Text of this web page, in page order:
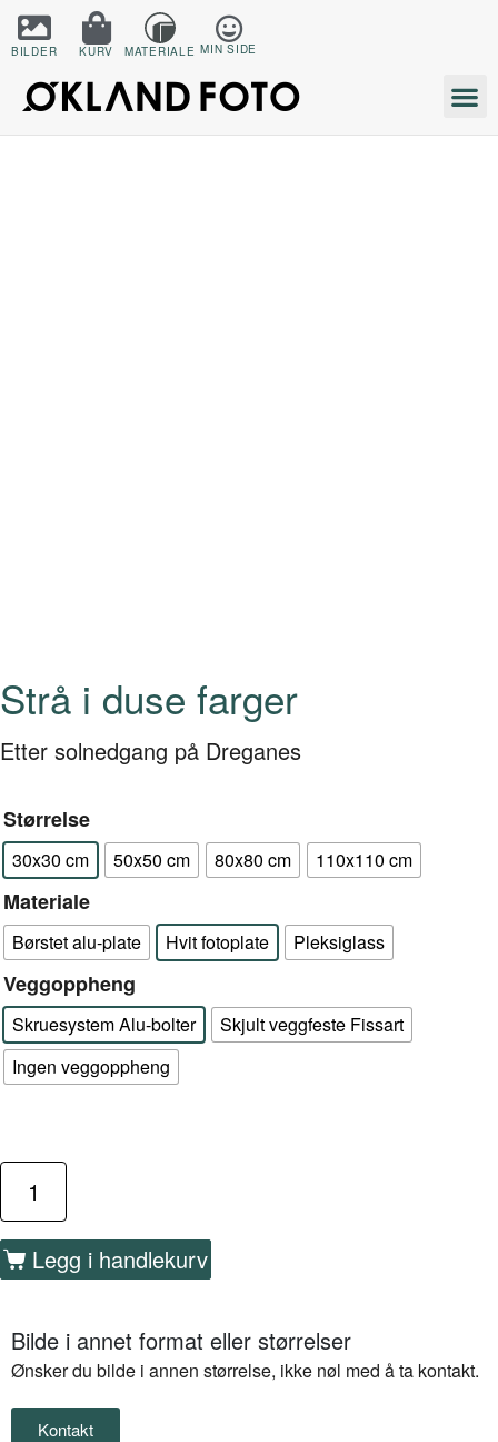
BILDER KURV MATERIALE MIN SIDE
Strå i duse farger
Etter solnedgang på Dreganes
Størrelse
30x30 cm 50x50 cm 80x80 cm 110x110 cm
Materiale
Børstet alu-plate Hvit fotoplate Pleksiglass
Veggoppheng
Skruesystem Alu-bolter
Skjult veggfeste Fissart
Ingen veggoppheng
Legg i handlekurv
Bilde i annet format eller størrelser
Ønsker du bilde i annen størrelse, ikke nøl med å ta kontakt.
Kontakt